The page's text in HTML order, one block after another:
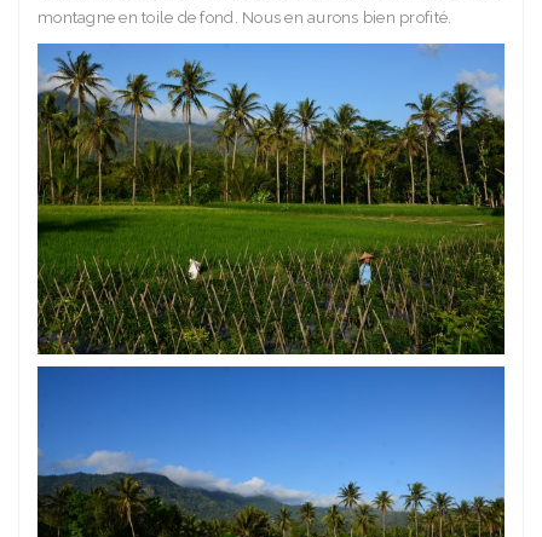
montagne en toile de fond. Nous en aurons bien profité.